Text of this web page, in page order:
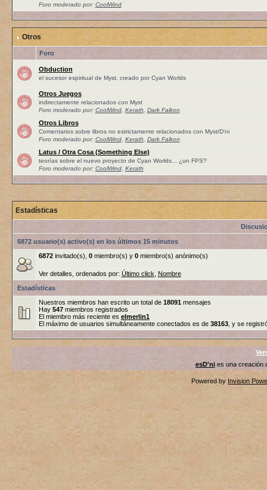
Foro moderado por: CoolWind
Otros
Foro
Obduction
el sucesor espiritual de Myst, creado por Cyan Worlds
Otros Juegos
indirectamente relacionados con Myst
Foro moderado por: CoolWind, Kerath Dark Falkon
Otros Libros
Comentarios sobre libros no estrictamente relacionados con Myst/D'ni
Foro moderado por: CoolWind, Kerath Dark Falkon
Latus / Otra Cosa (Something Else)
teorías sobre el nuevo proyecto de Cyan Worlds... ¿un FPS?
Foro moderado por: CoolWind, Kerath
Estadísticas
6872 usuario(s) activo(s) en los últimos 15 minutos
6872invitado(s), 0miembro(s) y 0miembro(s) anónimo(s)
Ver detalles, ordenados por: Último click
Nombre
Estadísticas
Nuestros miembros han escrito un total de 18091mensajes
Hay 547miembros registrados
El miembro más reciente es elmerlin1
El máximo de usuarios simultáneamente conectados es de 38163, y se
esD'nies una creación
Powered by Invision